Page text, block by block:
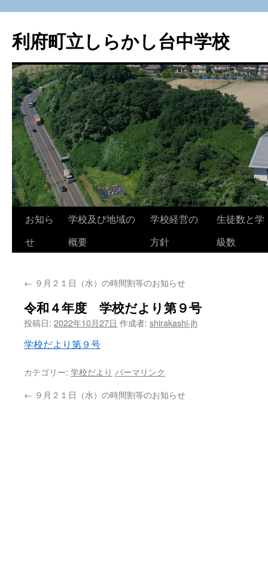
利府町立しらかし台中学校
ン
ン
ツ
へ
キ
ッ
お知ら
せ
学校及び地域の
概要
学校経営の
方針
生徒数と学
級数
← ９月２１日（水）の時間割等のお知らせ
令和４年度 学校だより第９号
投稿日: 2022年10月27日 作成者: shirakashi-jh
学校だより第９号
カテゴリー: 学校だより パーマリンク
← ９月２１日（水）の時間割等のお知らせ